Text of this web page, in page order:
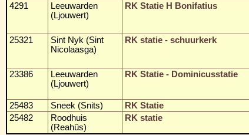
4291
Leeuwarden
(Ljouwert)
RK Statie H Bonifatius
25321
Sint Nyk (Sint
Nicolaasga)
RK statie - schuurkerk
23386
Leeuwarden
(Ljouwert)
RK Statie - Dominicusstatie
25483 Sneek (Snits) RK Statie
25482
Roodhuis
(Reahûs)
RK statie